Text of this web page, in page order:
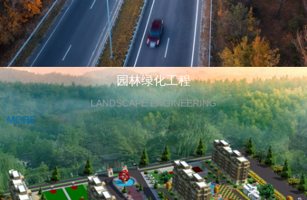
园林绿化工程
LANDSCAPE ENGINEERING
MORE